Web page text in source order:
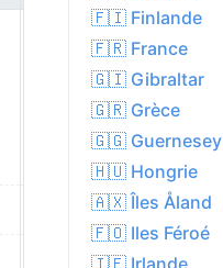
Ensoleillé
29.4°C
20.5°C
🇫🇮 Finlande
🇫🇷 France
🇬🇮 Gibraltar
🇬🇷 Grèce
🇬🇬 Guernesey
🇭🇺 Hongrie
🇦🇽 Îles Åland
🇫🇴 Iles Féroé